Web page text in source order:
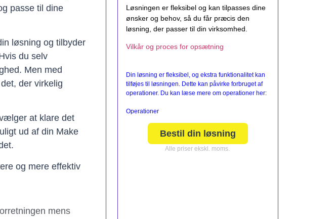
passe til dine
løsning og tilbyder
du selv
Men med
der virkelig
at klare det
ud af din Make
og mere effektiv
mens
Løsningen er fleksibel og kan tilpasses dine
ønsker og behov, så du får præcis den
løsning, der passer til din virksomhed.
Vilkår og proces for opsætning
Din løsning er fleksibel, og ekstra funktionalitet kan
tilføjes til løsningen. Dette kan påvirke forbruget af
operationer. Du kan læse mere om operationer her:
Operationer
Bestil din løsning
Alle priser ekskl. moms.